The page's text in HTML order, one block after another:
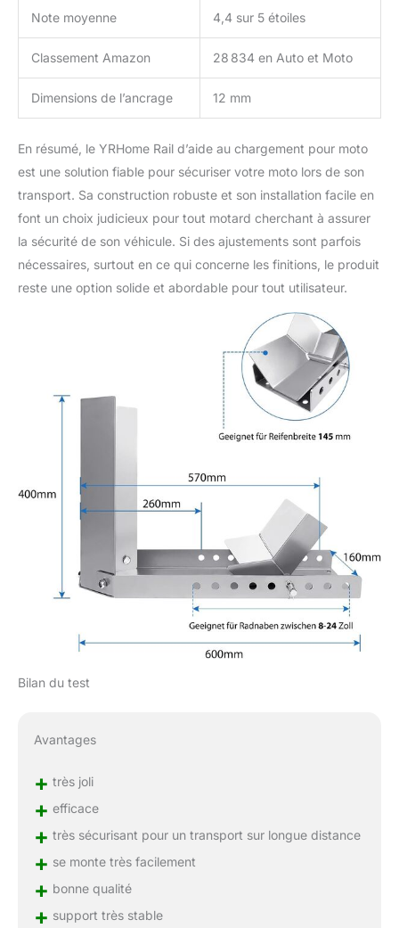
Note moyenne 4,4 sur 5 étoiles
Classement Amazon 28 834 en Auto et Moto
Dimensions de l’ancrage 12 mm
En résumé, le YRHome Rail d’aide au chargement pour moto
est une solution fiable pour sécuriser votre moto lors de son
transport. Sa construction robuste et son installation facile en
font un choix judicieux pour tout motard cherchant à assurer
la sécurité de son véhicule. Si des ajustements sont parfois
nécessaires, surtout en ce qui concerne les finitions, le produit
reste une option solide et abordable pour tout utilisateur.
Bilan du test
Avantages
+ très joli
+ efficace
+ très sécurisant pour un transport sur longue distance
+ se monte très facilement
+ bonne qualité
+ support très stable